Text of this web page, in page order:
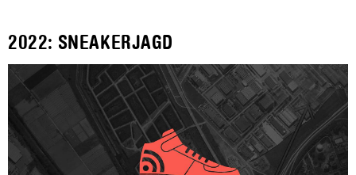
2022: SNEAKERJAGD